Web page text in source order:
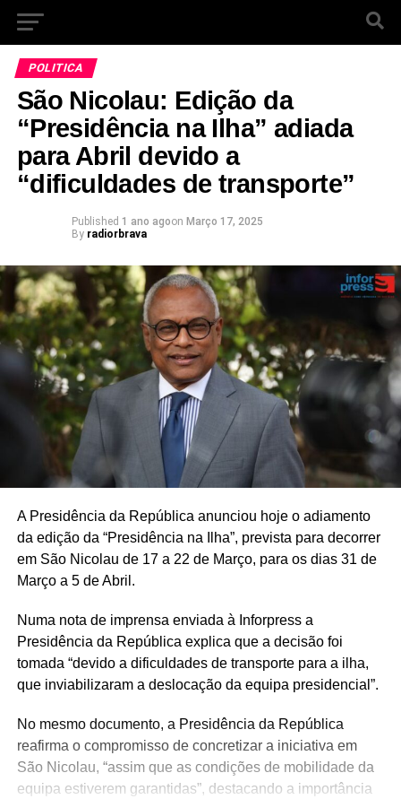
POLITICA
São Nicolau: Edição da
“Presidência na Ilha” adiada
para Abril devido a
“dificuldades de transporte”
Published 1 ano agoon Março 17, 2025
By radiorbrava
A Presidência da República anunciou hoje o adiamento
da edição da “Presidência na Ilha”, prevista para decorrer
em São Nicolau de 17 a 22 de Março, para os dias 31 de
Março a 5 de Abril.
Numa nota de imprensa enviada à Inforpress a
Presidência da República explica que a decisão foi
tomada “devido a dificuldades de transporte para a ilha,
que inviabilizaram a deslocação da equipa presidencial”.
No mesmo documento, a Presidência da República
reafirma o compromisso de concretizar a iniciativa em
São Nicolau, “assim que as condições de mobilidade da
equipa estiverem garantidas”, destacando a importância